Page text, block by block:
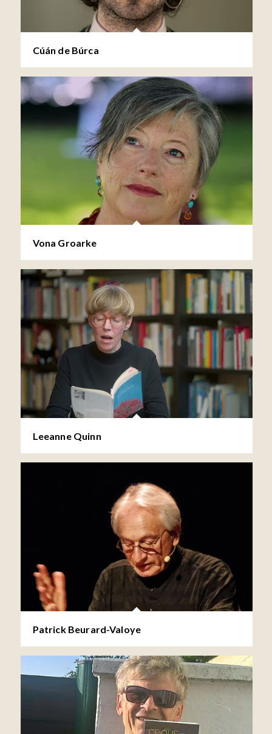
Cúán de Búrca
Vona Groarke
Leeanne Quinn
Patrick Beurard-Valoye